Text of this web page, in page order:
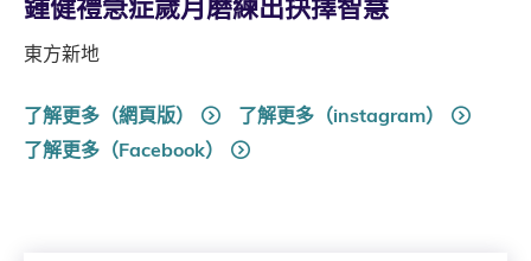
鍾健禮急症歲月磨練出抉擇智慧
東方新地
了解更多（網頁版）
了解更多（instagram）
了解更多（Facebook）